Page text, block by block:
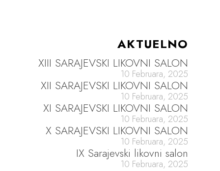
AKTUELNO
XIII SARAJEVSKI LIKOVNI SALON
10 Februara, 2025
XII SARAJEVSKI LIKOVNI SALON
10 Februara, 2025
XI SARAJEVSKI LIKOVNI SALON
10 Februara, 2025
X SARAJEVSKI LIKOVNI SALON
10 Februara, 2025
IX Sarajevski likovni salon
10 Februara, 2025